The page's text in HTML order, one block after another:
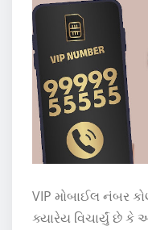
VIP મોબાઈલ નંબર
ક્યારેય વિચાર્યું છે કે